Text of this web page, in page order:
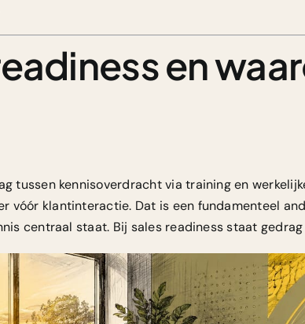
en
tussen kennisoverdracht via training en
vóór klantinteractie. Dat is een fundamenteel
centraal staat. Bij sales readiness staat